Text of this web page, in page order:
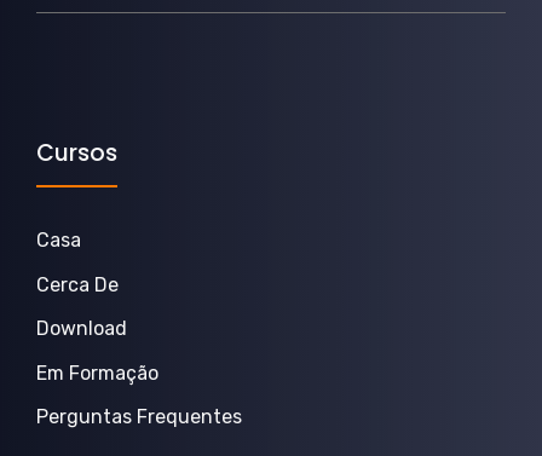
Cursos
Casa
Cerca De
Download
Em Formação
Perguntas Frequentes